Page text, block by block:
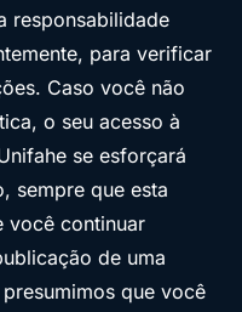
responsabilidade
para verificar
Caso você não
o seu acesso à
se esforçará
sempre que esta
você continuar
de uma
que você